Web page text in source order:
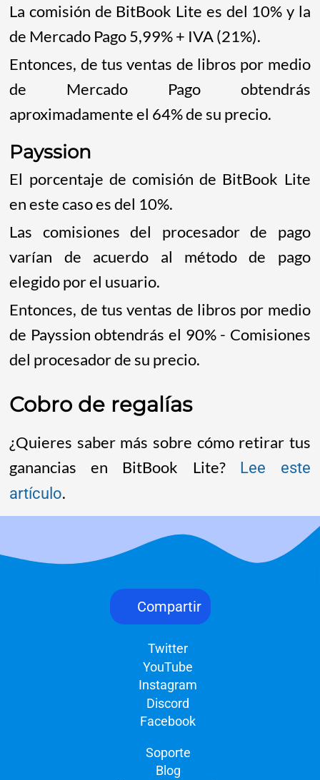
La comisión de BitBook Lite es del 10% y la
de Mercado Pago 5,99% + IVA (21%).
Entonces, de tus ventas de libros por medio
de Mercado Pago obtendrás
aproximadamente el 64% de su precio.
Payssion
El porcentaje de comisión de BitBook Lite
en este caso es del 10%.
Las comisiones del procesador de pago
varían de acuerdo al método de pago
elegido por el usuario.
Entonces, de tus ventas de libros por medio
de Payssion obtendrás el 90% - Comisiones
del procesador de su precio.
Cobro de regalías
¿Quieres saber más sobre cómo retirar tus
ganancias en BitBook Lite?
Lee este
artículo.
Compartir
Twitter
YouTube
Instagram
Discord
Facebook
Soporte
Blog